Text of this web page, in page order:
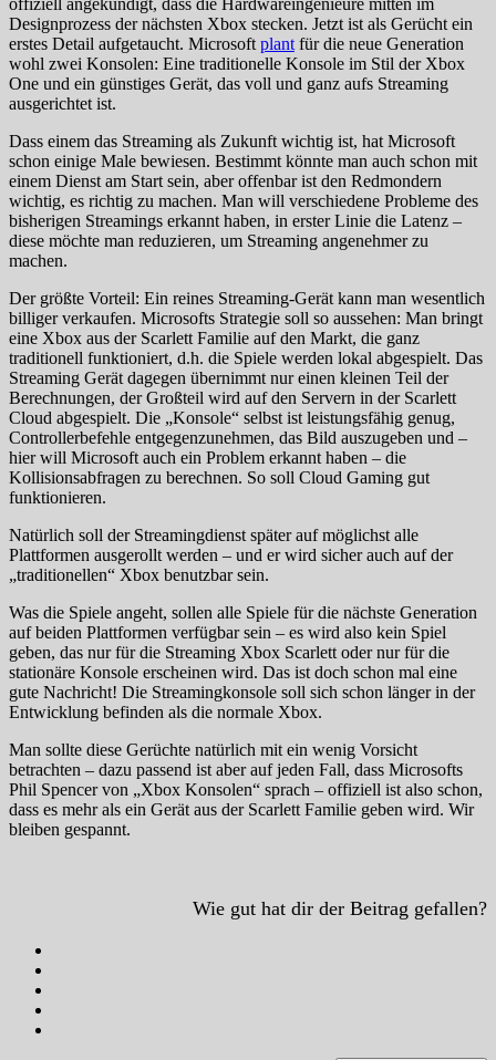
offiziell angekündigt, dass die Hardwareingenieure mitten im
Designprozess der nächsten Xbox stecken. Jetzt ist als Gerücht ein
erstes Detail aufgetaucht. Microsoft plant für die neue Generation
wohl zwei Konsolen: Eine traditionelle Konsole im Stil der Xbox
One und ein günstiges Gerät, das voll und ganz aufs Streaming
ausgerichtet ist.
Dass einem das Streaming als Zukunft wichtig ist, hat Microsoft
schon einige Male bewiesen. Bestimmt könnte man auch schon mit
einem Dienst am Start sein, aber offenbar ist den Redmondern
wichtig, es richtig zu machen. Man will verschiedene Probleme des
bisherigen Streamings erkannt haben, in erster Linie die Latenz –
diese möchte man reduzieren, um Streaming angenehmer zu
machen.
Der größte Vorteil: Ein reines Streaming-Gerät kann man wesentlich
billiger verkaufen. Microsofts Strategie soll so aussehen: Man bringt
eine Xbox aus der Scarlett Familie auf den Markt, die ganz
traditionell funktioniert, d.h. die Spiele werden lokal abgespielt. Das
Streaming Gerät dagegen übernimmt nur einen kleinen Teil der
Berechnungen, der Großteil wird auf den Servern in der Scarlett
Cloud abgespielt. Die „Konsole“ selbst ist leistungsfähig genug,
Controllerbefehle entgegenzunehmen, das Bild auszugeben und –
hier will Microsoft auch ein Problem erkannt haben – die
Kollisionsabfragen zu berechnen. So soll Cloud Gaming gut
funktionieren.
Natürlich soll der Streamingdienst später auf möglichst alle
Plattformen ausgerollt werden – und er wird sicher auch auf der
„traditionellen“ Xbox benutzbar sein.
Was die Spiele angeht, sollen alle Spiele für die nächste Generation
auf beiden Plattformen verfügbar sein – es wird also kein Spiel
geben, das nur für die Streaming Xbox Scarlett oder nur für die
stationäre Konsole erscheinen wird. Das ist doch schon mal eine
gute Nachricht! Die Streamingkonsole soll sich schon länger in der
Entwicklung befinden als die normale Xbox.
Man sollte diese Gerüchte natürlich mit ein wenig Vorsicht
betrachten – dazu passend ist aber auf jeden Fall, dass Microsofts
Phil Spencer von „Xbox Konsolen“ sprach – offiziell ist also schon,
dass es mehr als ein Gerät aus der Scarlett Familie geben wird. Wir
bleiben gespannt.
Wie gut hat dir der Beitrag gefallen?